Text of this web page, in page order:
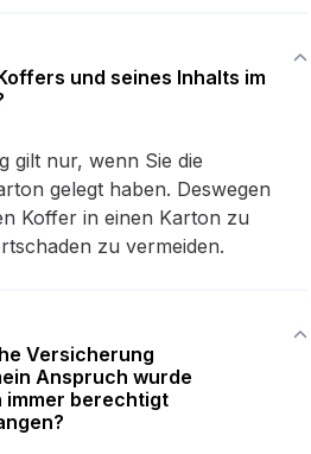
und seines Inhalts im
gilt nur, wenn Sie die
gelegt haben. Deswegen
Koffer in einen Karton zu
zu vermeiden.
Versicherung
Anspruch wurde
immer berechtigt